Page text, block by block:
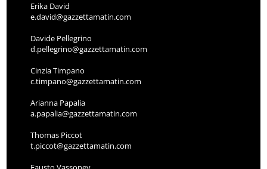
Erika David
e.david@gazzettamatin.com
Davide Pellegrino
d.pellegrino@gazzettamatin.com
Cinzia Timpano
c.timpano@gazzettamatin.com
Arianna Papalia
a.papalia@gazzettamatin.com
Thomas Piccot
t.piccot@gazzettamatin.com